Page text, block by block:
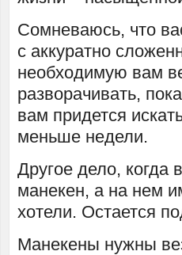
Сомневаюсь, что
с аккуратно
необходимую вам
разворачивать,
вам придется
меньше недели.
Другое дело, когда
манекен, а на нем
хотели. Остается
Манекены нужны